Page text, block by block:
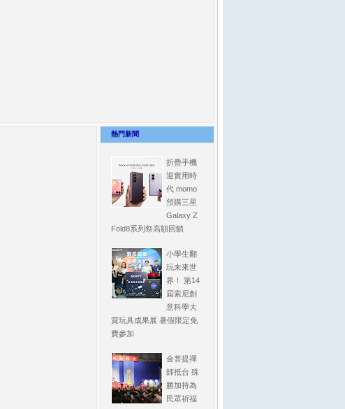
熱門新聞
折疊手機
迎實用時
代 momo
預購三星
Galaxy Z
Fold8系列祭高額回饋
小學生翻
玩未來世
界！ 第14
屆索尼創
意科學大
賞玩具成果展 暑假限定免
費參加
金菩提禪
師抵台 殊
勝加持為
民眾祈福